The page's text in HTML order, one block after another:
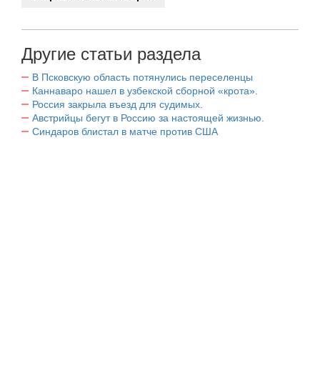
Другие статьи раздела
В Псковскую область потянулись переселенцы
Каннаваро нашел в узбекской сборной «крота».
Россия закрыла въезд для судимых.
Австрийцы бегут в Россию за настоящей жизнью.
Синдаров блистал в матче против США